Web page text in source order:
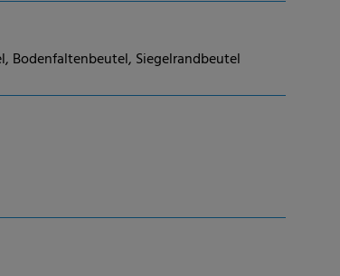
Bodenfaltenbeutel, Siegelrandbeutel